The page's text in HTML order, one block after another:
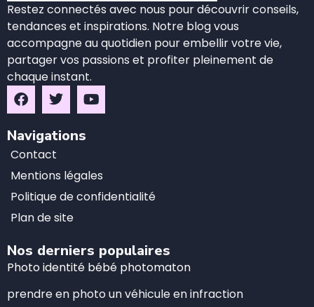
Restez connectés avec nous pour découvrir conseils,
tendances et inspirations. Notre blog vous
accompagne au quotidien pour embellir votre vie,
partager vos passions et profiter pleinement de
chaque instant.
Navigations
Contact
Mentions légales
Politique de confidentialité
Plan de site
Nos derniers populaires
Photo identité bébé photomaton
prendre en photo un véhicule en infraction